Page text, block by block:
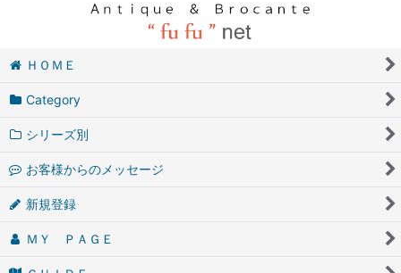
ＨＯＭＥ
Category
シリーズ別
お客様からのメッセージ
新規登録
ＭＹ ＰＡＧＥ